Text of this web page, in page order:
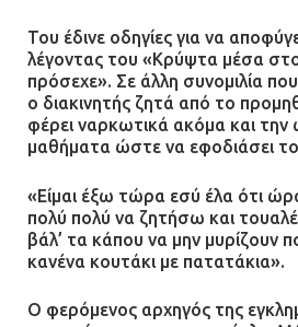
Του έδινε οδηγίες για να
λέγοντας του «Κρύψτα μέσα
πρόσεχε». Σε άλλη συνομιλία
ο διακινητής ζητά από το
φέρει ναρκωτικά ακόμα και την
μαθήματα ώστε να εφοδιάσει
«Είμαι έξω τώρα εσύ έλα ότι
πολύ πολύ να ζητήσω και
βάλ’ τα κάπου να μην μυρίζουν
κανένα κουτάκι με πατατάκια».
Ο φερόμενος αρχηγός της